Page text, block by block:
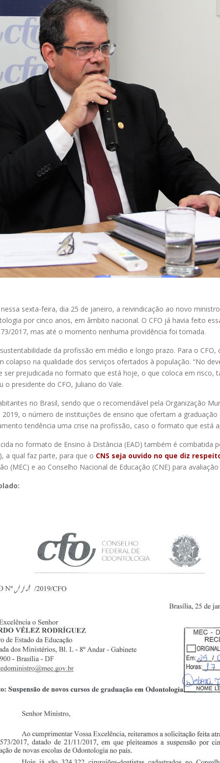
sexta-feira, dia 25 de janeiro, a reivindicação ao novo
por cinco anos, em âmbito nacional. O CFO já havia feito
2017, mas até o momento nenhuma providência foi tomada.
da profissão em médio e longo prazo. Para o
na qualidade dos serviços ofertados à população. “No
prejudicada no formato que está hoje, o que coloca em risco,
presidente do CFO, Juliano do Vale.
no Brasil, sendo que o recomendável pela Organização
o número de instituições de ensino que ofertam a
tendência uma crise na profissão, caso o formato que está
no formato de Ensino à Distância (EAD) também é combatida
a qual faz parte, para que o CNS seja ouvido no que diz
(MEC) e ao Conselho Nacional de Educação (CNE) para